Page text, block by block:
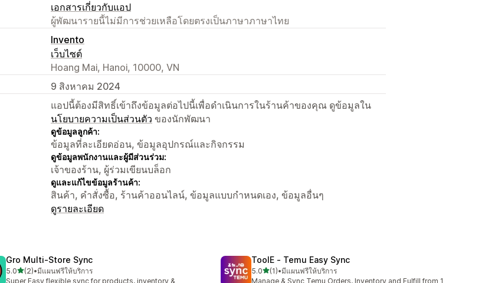
เอกสารเกี่ยวกับแอป
ผู้พัฒนารายนี้ไม่มีการช่วยเหลือโดยตรงเป็นภาษาภาษาไทย
Invento
เว็บไซต์
Hoang Mai, Hanoi, 10000, VN
9 สิงหาคม 2024
แอปนี้ต้องมีสิทธิ์เข้าถึงข้อมูลต่อไปนี้เพื่อดำเนินการในร้านค้าของคุณ ดูข้อมูลใน
นโยบายความเป็นส่วนตัว ของนักพัฒนา
ดูข้อมูลลูกค้า:
ข้อมูลที่ละเอียดอ่อน, ข้อมูลอุปกรณ์และกิจกรรม
ดูข้อมูลพนักงานและผู้มีส่วนร่วม:
เจ้าของร้าน, ผู้ร่วมเขียนบล็อก
ดูและแก้ไขข้อมูลร้านค้า:
สินค้า, คำสั่งซื้อ, ร้านค้าออนไลน์, ข้อมูลแบบกำหนดเอง, ข้อมูลอื่นๆ
ดูรายละเอียด
Gro Multi‑Store Sync
5.0เต็ม 5 ดาว
(2)
ทั้งหมด 2 รีวิว
•มีแผนฟรีให้บริการ
Super Easy flexible sync for products, inventory &
ToolE ‑ Temu Easy Sync
5.0เต็ม 5 ดาว
(1)
ทั้งหมด 1 รีวิว
•มีแผนฟรีให้บริการ
Manage & Sync Temu Orders, Inventory and Fulfill from 1